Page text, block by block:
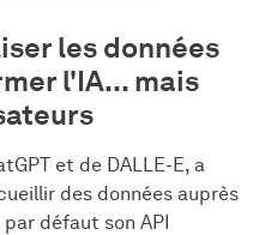
les données
l'IA... mais
et de DALLE-E, a
des données auprès
défaut son API